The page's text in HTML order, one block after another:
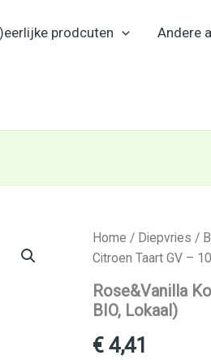
prodcuten Andere
Home / Diepvries /
Citroen Taart GV –
Rose&Vanilla
BIO, Lokaal)
€4,41
Rose&Vanilla
Kokos-
Taart
GV
–
(Diepvries,